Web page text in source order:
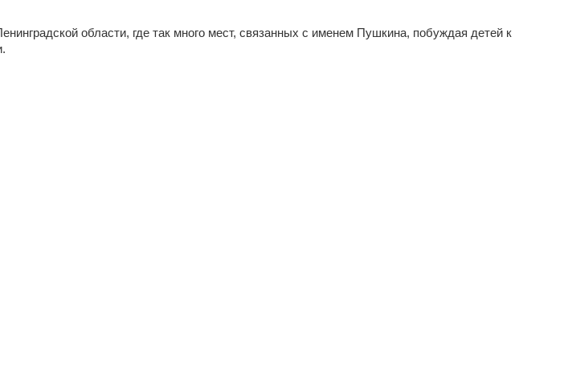
области, где так много мест, связанных с именем Пушкина, побуждая детей к